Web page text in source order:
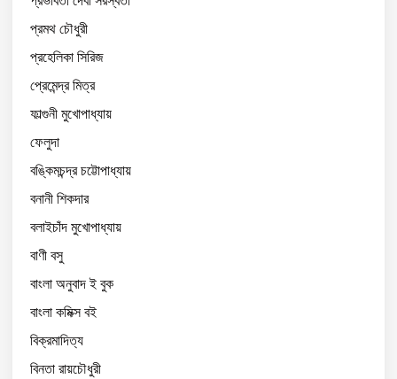
প্রমথ চৌধুরী
প্রহেলিকা সিরিজ
প্রেমেন্দ্র মিত্র
ফাল্গুনী মুখোপাধ্যায়
ফেলুদা
বঙ্কিমচন্দ্র চট্টোপাধ্যায়
বনানী শিকদার
বলাইচাঁদ মুখোপাধ্যায়
বাণী বসু
বাংলা অনুবাদ ই বুক
বাংলা কমিক্স বই
বিক্রমাদিত্য
বিনতা রায়চৌধুরী